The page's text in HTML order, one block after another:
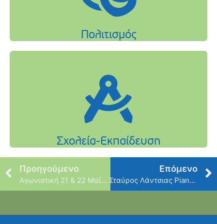
Προηγούμενο
Αγωνιστική 21 & 22 Μαΐου
Επόμενο
Σταύρος Λάντσιας Piano Trio